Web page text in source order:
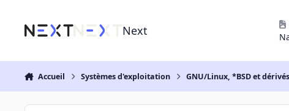
Next
Accueil Systèmes d'exploitation GNU/Linux, *BSD et